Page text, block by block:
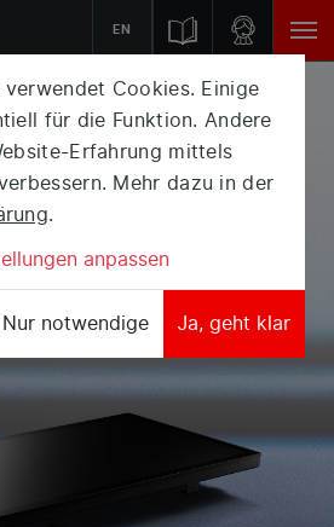
EN
MONITOR
der sich bequem einbauen
ein Ende. Unsere Monitore
stellen.
verwendet Cookies. Einige
für die Funktion. Andere
Erfahrung mittels
Mehr dazu in der
.
anpassen
Nur notwendige Ja, geht klar